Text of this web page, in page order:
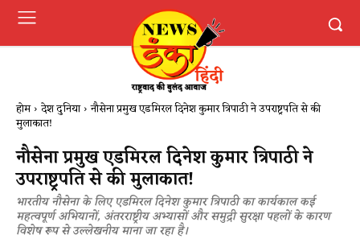
होम देश दुनिया नौसेना प्रमुख एडमिरल दिनेश कुमार त्रिपाठी ने उपराष्ट्रपति से की
मुलाकात!
नौसेना प्रमुख एडमिरल दिनेश कुमार त्रिपाठी ने
उपराष्ट्रपति से की मुलाकात!
भारतीय नौसेना के लिए एडमिरल दिनेश कुमार त्रिपाठी का कार्यकाल कई
महत्वपूर्ण अभियानों, अंतरराष्ट्रीय अभ्यासों और समुद्री सुरक्षा पहलों के कारण
विशेष रूप से उल्लेखनीय माना जा रहा है।